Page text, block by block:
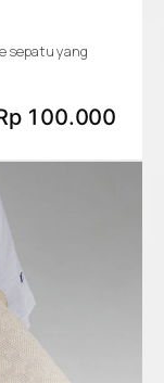
sepatu yang
100.000